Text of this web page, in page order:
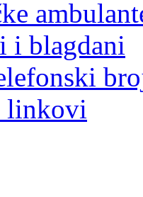
i blagdani
linkovi